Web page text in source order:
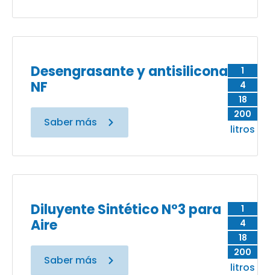
1
4
18
200
litros
Desengrasante y antisilicona
NF
Saber más
1
4
18
200
litros
Diluyente Sintético N°3 para
Aire
Saber más